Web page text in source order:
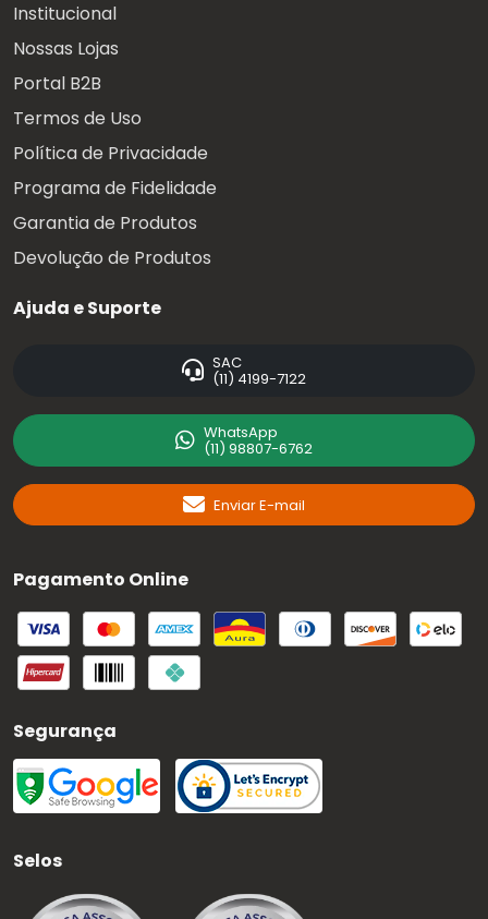
Institucional
Nossas Lojas
Portal B2B
Termos de Uso
Política de Privacidade
Programa de Fidelidade
Garantia de Produtos
Devolução de Produtos
Ajuda e Suporte
SAC
(11) 4199-7122
WhatsApp
(11) 98807-6762
Enviar E-mail
Pagamento Online
Segurança
Selos